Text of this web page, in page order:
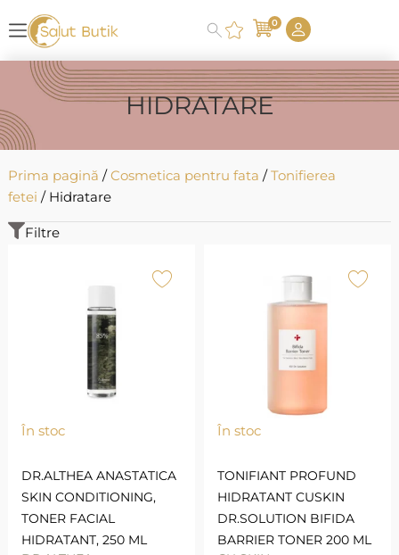
0
HIDRATARE
Prima pagină /Cosmetica pentru fata /Tonifierea
fetei / Hidratare
Filtre
În stoc
DR.ALTHEA ANASTATICA
SKIN CONDITIONING,
TONER FACIAL
HIDRATANT, 250 ML
În stoc
TONIFIANT PROFUND
HIDRATANT CUSKIN
DR.SOLUTION BIFIDA
BARRIER TONER 200 ML